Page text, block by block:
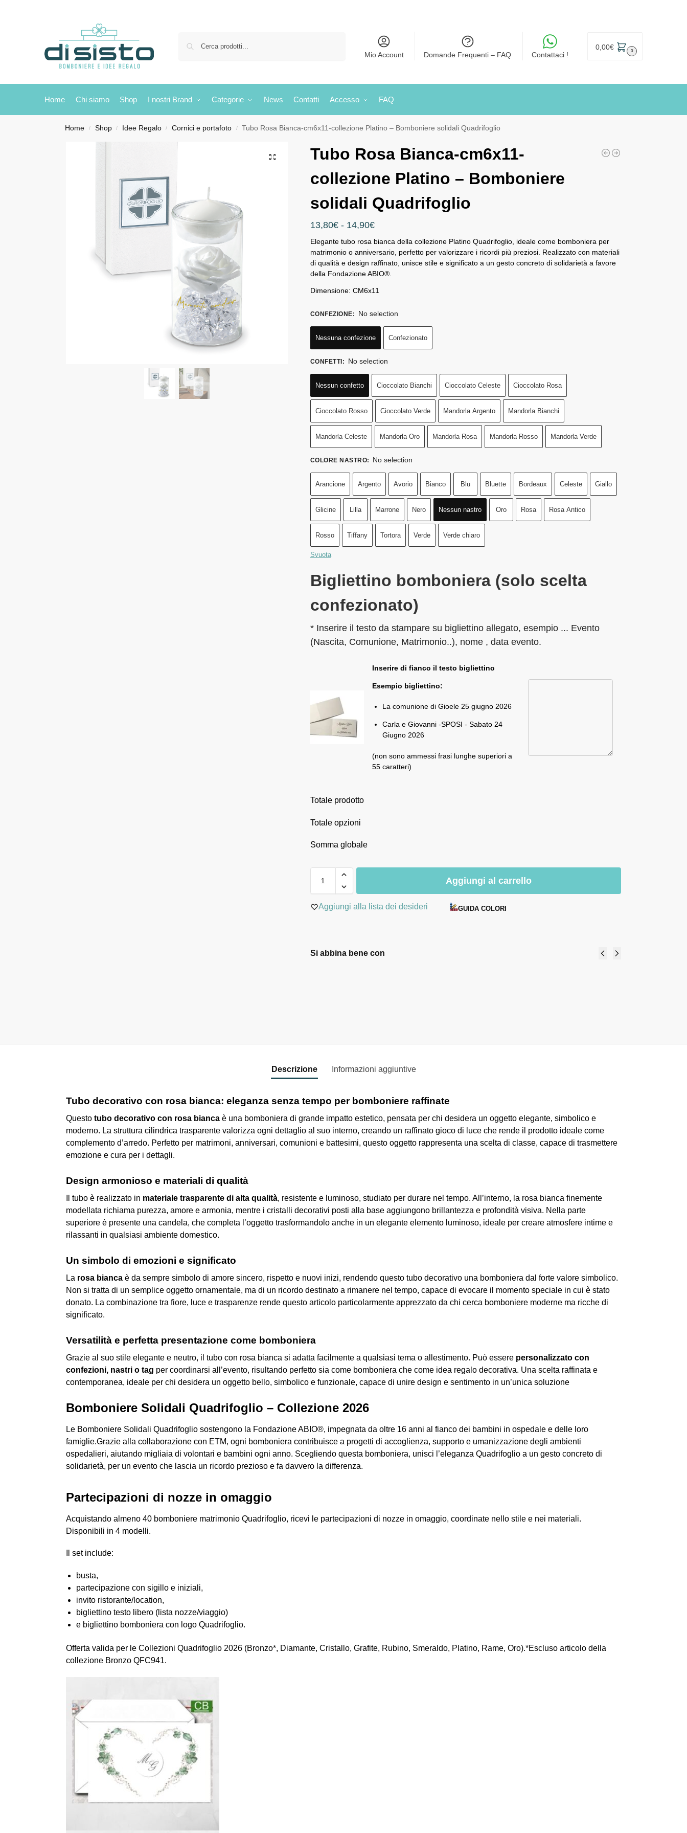
Mio Account Domande Frequenti – FAQ Contattaci !
0,00€ 0
Home Chi siamo Shop I nostri Brand Categorie News Contatti Accesso FAQ
Home / Shop / Idee Regalo / Cornici e portafoto / Tubo Rosa Bianca-cm6x11-collezione Platino – Bomboniere solidali Quadrifoglio
Tubo Rosa Bianca-cm6x11-
collezione Platino – Bomboniere
solidali Quadrifoglio
13,80€ - 14,90€
Elegante tubo rosa bianca della collezione Platino Quadrifoglio, ideale come bomboniera per
matrimonio o anniversario, perfetto per valorizzare i ricordi più preziosi. Realizzato con materiali
di qualità e design raffinato, unisce stile e significato a un gesto concreto di solidarietà a favore
della Fondazione ABIO®.
Dimensione: CM6x11
CONFEZIONE: No selection
Nessuna confezione Confezionato
CONFETTI: No selection
Nessun confetto Cioccolato Bianchi Cioccolato Celeste Cioccolato Rosa
Cioccolato Rosso Cioccolato Verde Mandorla Argento Mandorla Bianchi
Mandorla Celeste Mandorla Oro Mandorla Rosa Mandorla Rosso Mandorla Verde
COLORE NASTRO: No selection
Arancione Argento Avorio Bianco Blu Bluette Bordeaux Celeste Giallo
Glicine Lilla Marrone Nero Nessun nastro Oro Rosa Rosa Antico
Rosso Tiffany Tortora Verde Verde chiaro
Svuota
Bigliettino bomboniera (solo scelta
confezionato)
* Inserire il testo da stampare su bigliettino allegato, esempio ... Evento
(Nascita, Comunione, Matrimonio..), nome , data evento.
Inserire di fianco il testo bigliettino
Esempio bigliettino:
La comunione di Gioele 25 giugno 2026
Carla e Giovanni -SPOSI - Sabato 24
Giugno 2026
(non sono ammessi frasi lunghe superiori a
55 caratteri)
Totale prodotto
Totale opzioni
Somma globale
Aggiungi al carrello
Aggiungi alla lista dei desideri GUIDA COLORI
Si abbina bene con
Descrizione Informazioni aggiuntive
Tubo decorativo con rosa bianca: eleganza senza tempo per bomboniere raffinate
Questo tubo decorativo con rosa biancaè una bomboniera di grande impatto estetico, pensata per chi desidera un oggetto elegante, simbolico e
moderno. La struttura cilindrica trasparente valorizza ogni dettaglio al suo interno, creando un raffinato gioco di luce che rende il prodotto ideale come
complemento d’arredo. Perfetto per matrimoni, anniversari, comunioni e battesimi, questo oggetto rappresenta una scelta di classe, capace di trasmettere
emozione e cura per i dettagli.
Design armonioso e materiali di qualità
Il tubo è realizzato in materiale trasparente di alta qualità, resistente e luminoso, studiato per durare nel tempo. All’interno, la rosa bianca finemente
modellata richiama purezza, amore e armonia, mentre i cristalli decorativi posti alla base aggiungono brillantezza e profondità visiva. Nella parte
superiore è presente una candela, che completa l’oggetto trasformandolo anche in un elegante elemento luminoso, ideale per creare atmosfere intime e
rilassanti in qualsiasi ambiente domestico.
Un simbolo di emozioni e significato
La rosa biancaè da sempre simbolo di amore sincero, rispetto e nuovi inizi, rendendo questo tubo decorativo una bomboniera dal forte valore simbolico.
Non si tratta di un semplice oggetto ornamentale, ma di un ricordo destinato a rimanere nel tempo, capace di evocare il momento speciale in cui è stato
donato. La combinazione tra fiore, luce e trasparenze rende questo articolo particolarmente apprezzato da chi cerca bomboniere moderne ma ricche di
significato.
Versatilità e perfetta presentazione come bomboniera
Grazie al suo stile elegante e neutro, il tubo con rosa bianca si adatta facilmente a qualsiasi tema o allestimento. Può essere personalizzato con
confezioni, nastri o tag per coordinarsi all’evento, risultando perfetto sia come bomboniera che come idea regalo decorativa. Una scelta raffinata e
contemporanea, ideale per chi desidera un oggetto bello, simbolico e funzionale, capace di unire design e sentimento in un’unica soluzione
Bomboniere Solidali Quadrifoglio – Collezione 2026
Le Bomboniere Solidali Quadrifoglio sostengono la Fondazione ABIO®, impegnata da oltre 16 anni al fianco dei bambini in ospedale e delle loro
famiglie.Grazie alla collaborazione con ETM, ogni bomboniera contribuisce a progetti di accoglienza, supporto e umanizzazione degli ambienti
ospedalieri, aiutando migliaia di volontari e bambini ogni anno. Scegliendo questa bomboniera, unisci l’eleganza Quadrifoglio a un gesto concreto di
solidarietà, per un evento che lascia un ricordo prezioso e fa davvero la differenza.
Partecipazioni di nozze in omaggio
Acquistando almeno 40 bomboniere matrimonio Quadrifoglio, ricevi le partecipazioni di nozze in omaggio, coordinate nello stile e nei materiali.
Disponibili in 4 modelli.
Il set include:
busta,
partecipazione con sigillo e iniziali,
invito ristorante/location,
bigliettino testo libero (lista nozze/viaggio)
e bigliettino bomboniera con logo Quadrifoglio.
Offerta valida per le Collezioni Quadrifoglio 2026 (Bronzo*, Diamante, Cristallo, Grafite, Rubino, Smeraldo, Platino, Rame, Oro).*Escluso articolo della
collezione Bronzo QFC941.